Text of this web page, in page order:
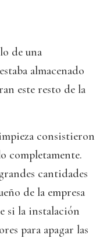
de una
almacenado
este resto de la
consistieron
completamente.
cantidades
de la empresa
si la instalación
para apagar las